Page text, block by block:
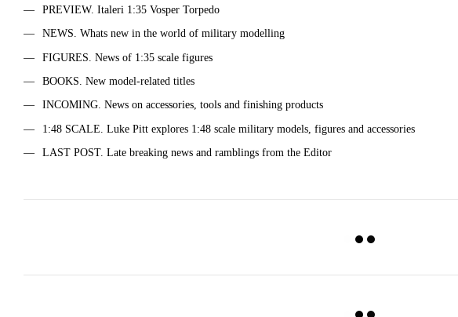
PREVIEW. Italeri 1:35 Vosper Torpedo
NEWS. Whats new in the world of military modelling
FIGURES. News of 1:35 scale figures
BOOKS. New model-related titles
INCOMING. News on accessories, tools and finishing products
1:48 SCALE. Luke Pitt explores 1:48 scale military models, figures and accessories
LAST POST. Late breaking news and ramblings from the Editor